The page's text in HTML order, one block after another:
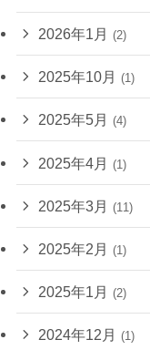
2026年1月 (2)
2025年10月 (1)
2025年5月 (4)
2025年4月 (1)
2025年3月 (11)
2025年2月 (1)
2025年1月 (2)
2024年12月 (1)